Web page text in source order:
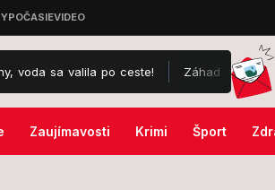
ceste! Záhada okolo drámy na
Zaujímavosti Krimi Šport